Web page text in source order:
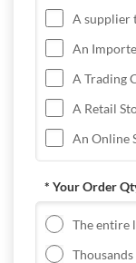
A supplier
An
A Trading
A Retail
An Online
* Your Order
The entire